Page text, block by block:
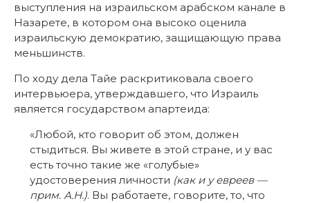
выступления на израильском арабском канале в
Назарете, в котором она высоко оценила
израильскую демократию, защищающую права
меньшинств.
По ходу дела Тайе раскритиковала своего
интервьюера, утверждавшего, что Израиль
является государством апартеида:
«Любой, кто говорит об этом, должен
стыдиться. Вы живете в этой стране, и у вас
есть точно такие же «голубые»
удостоверения личности (как и у евреев —
прим. А.Н.). Вы работаете, говорите, то, что